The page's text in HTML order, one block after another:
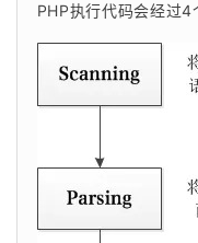
PHP执行代码会经过4